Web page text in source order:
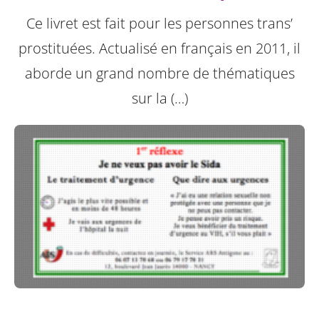
Ce livret est fait pour les personnes trans’
prostituées. Actualisé en français en 2011, il
aborde un grand nombre de thématiques
sur la (…)